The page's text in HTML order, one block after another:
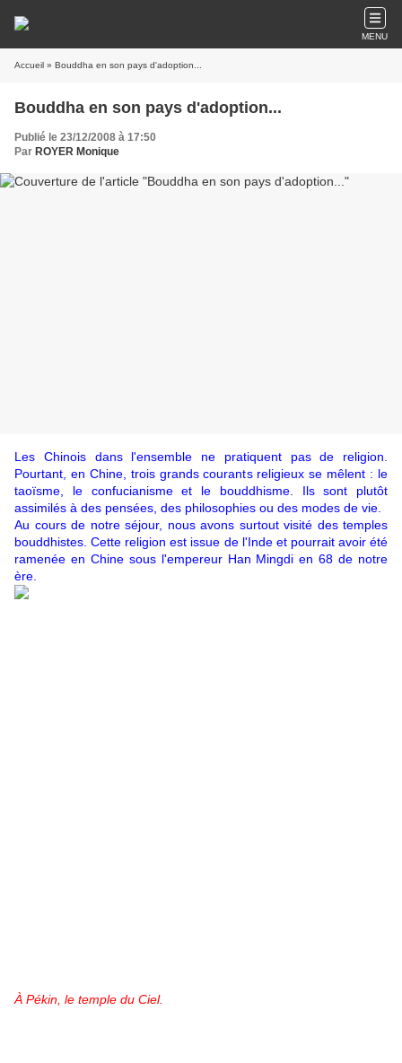
MENU
Accueil » Bouddha en son pays d'adoption...
Bouddha en son pays d'adoption...
Publié le 23/12/2008 à 17:50
Par ROYER Monique
Les Chinois dans l'ensemble ne pratiquent pas de religion.
Pourtant, en Chine, trois grands courants religieux se mêlent : le
taoïsme, le confucianisme et le bouddhisme. Ils sont plutôt
assimilés à des pensées, des philosophies ou des modes de vie.
Au cours de notre séjour, nous avons surtout visité des temples
bouddhistes. Cette religion est issue de l'Inde et pourrait avoir été
ramenée en Chine sous l'empereur Han Mingdi en 68 de notre
ère.
À Pékin, le temple du Ciel.